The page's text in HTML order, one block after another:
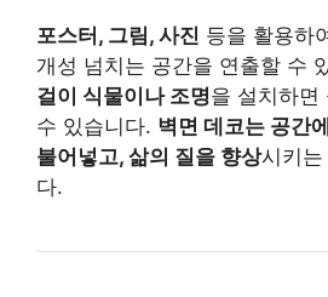
포스터, 그림, 사진 등을 활용하
개성 넘치는 공간을 연출할 수
걸이 식물이나 조명을 설치하면
수 있습니다. 벽면 데코는 공간
불어넣고, 삶의 질을 향상시키는
다.